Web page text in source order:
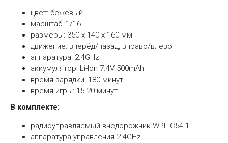
цвет: бежевый
масштаб: 1/16
размеры: 350 х 140 х 160 мм
движение: вперёд/назад, вправо/влево
аппаратура: 2.4GHz
аккумулятор: Li-Ion 7.4V 500mAh
время зарядки: 180 минут
время игры: 15-20 минут
В комплекте:
радиоуправляемый внедорожник WPL C54-1
аппаратура управления 2.4GHz